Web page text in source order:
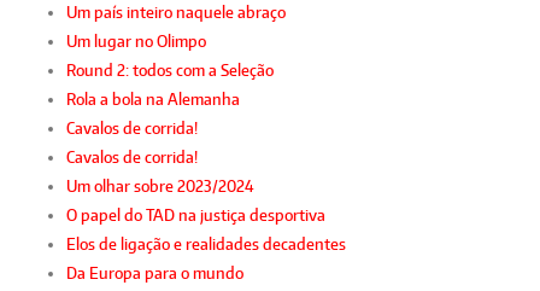
Um país inteiro naquele abraço
Um lugar no Olimpo
Round 2: todos com a Seleção
Rola a bola na Alemanha
Cavalos de corrida!
Cavalos de corrida!
Um olhar sobre 2023/2024
O papel do TAD na justiça desportiva
Elos de ligação e realidades decadentes
Da Europa para o mundo